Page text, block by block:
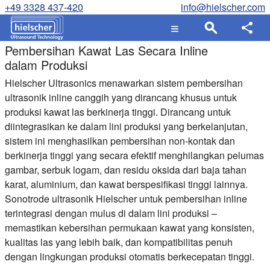
+49 3328 437-420 info@hielscher.com
Pembersihan Kawat Las Secara Inline
dalam Produksi
Hielscher Ultrasonics menawarkan sistem pembersihan
ultrasonik inline canggih yang dirancang khusus untuk
produksi kawat las berkinerja tinggi. Dirancang untuk
diintegrasikan ke dalam lini produksi yang berkelanjutan,
sistem ini menghasilkan pembersihan non-kontak dan
berkinerja tinggi yang secara efektif menghilangkan pelumas
gambar, serbuk logam, dan residu oksida dari baja tahan
karat, aluminium, dan kawat berspesifikasi tinggi lainnya.
Sonotrode ultrasonik Hielscher untuk pembersihan inline
terintegrasi dengan mulus di dalam lini produksi –
memastikan kebersihan permukaan kawat yang konsisten,
kualitas las yang lebih baik, dan kompatibilitas penuh
dengan lingkungan produksi otomatis berkecepatan tinggi.